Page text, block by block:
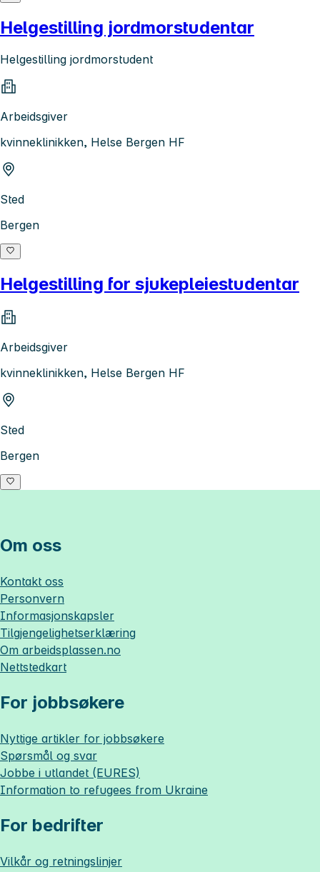
Helgestilling jordmorstudentar
Helgestilling jordmorstudent
Arbeidsgiver
kvinneklinikken, Helse Bergen HF
Sted
Bergen
Helgestilling for sjukepleiestudentar
Arbeidsgiver
kvinneklinikken, Helse Bergen HF
Sted
Bergen
Om oss
Kontakt oss
Personvern
Informasjonskapsler
Tilgjengelighetserklæring
Om arbeidsplassen.no
Nettstedkart
For jobbsøkere
Nyttige artikler for jobbsøkere
Spørsmål og svar
Jobbe i utlandet (EURES)
Information to refugees from Ukraine
For bedrifter
Vilkår og retningslinjer